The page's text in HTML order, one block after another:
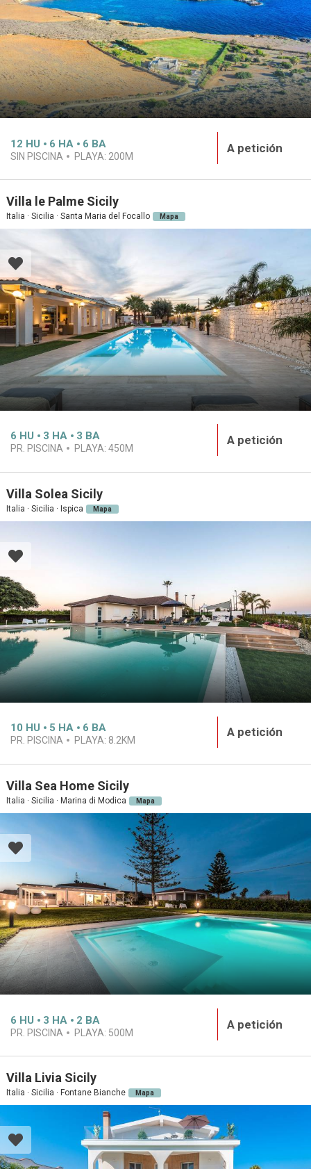
12 HU 6 HA 6 BA
SIN PISCINA PLAYA: 200M
A petición
Villa le Palme Sicily
Italia · Sicilia · Santa Maria del Focallo Mapa
6 HU 3 HA 3 BA
PR. PISCINA PLAYA: 450M
A petición
Villa Solea Sicily
Italia · Sicilia · Ispica Mapa
10 HU 5 HA 6 BA
PR. PISCINA PLAYA: 8.2KM
A petición
Villa Sea Home Sicily
Italia · Sicilia · Marina di Modica Mapa
6 HU 3 HA 2 BA
PR. PISCINA PLAYA: 500M
A petición
Villa Livia Sicily
Italia · Sicilia · Fontane Bianche Mapa